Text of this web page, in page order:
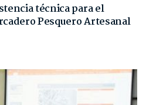
técnica para el
Pesquero Artesanal